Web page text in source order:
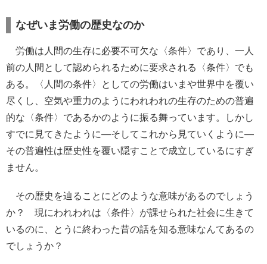
なぜいま労働の歴史なのか
労働は人間の生存に必要不可欠な〈条件〉であり、一人
前の人間として認められるために要求される〈条件〉でも
ある。〈人間の条件〉としての労働はいまや世界中を覆い
尽くし、空気や重力のようにわれわれの生存のための普遍
的な〈条件〉であるかのように振る舞っています。しかし
すでに見てきたように―そしてこれから見ていくように―
その普遍性は歴史性を覆い隠すことで成立しているにすぎ
ません。
その歴史を辿ることにどのような意味があるのでしょう
か？ 現にわれわれは〈条件〉が課せられた社会に生きて
いるのに、とうに終わった昔の話を知る意味なんてあるの
でしょうか？